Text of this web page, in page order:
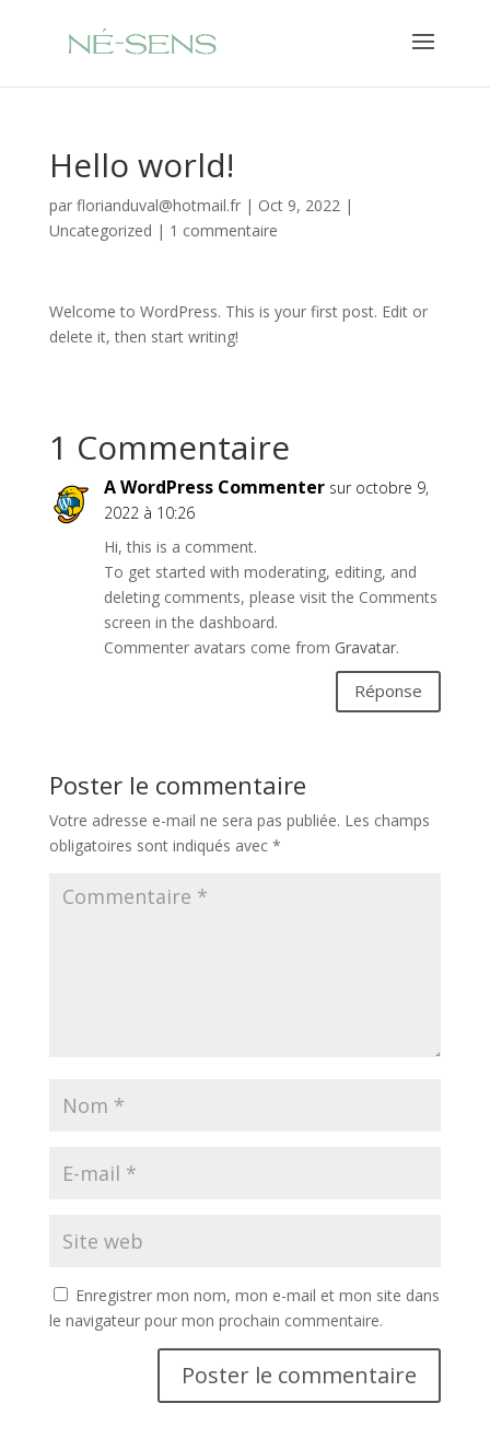
Hello world!
par florianduval@hotmail.fr| Oct 9, 2022|
Uncategorized | 1 commentaire
Welcome to WordPress. This is your first post. Edit or
delete it, then start writing!
1 Commentaire
A WordPress Commenter sur octobre 9,
2022 à 10:26
Hi, this is a comment.
To get started with moderating, editing, and
deleting comments, please visit the Comments
screen in the dashboard.
Commenter avatars come from Gravatar.
Réponse
Poster le commentaire
Votre adresse e-mail ne sera pas publiée. Les champs
obligatoires sont indiqués avec *
Enregistrer mon nom, mon e-mail et mon site dans
le navigateur pour mon prochain commentaire.